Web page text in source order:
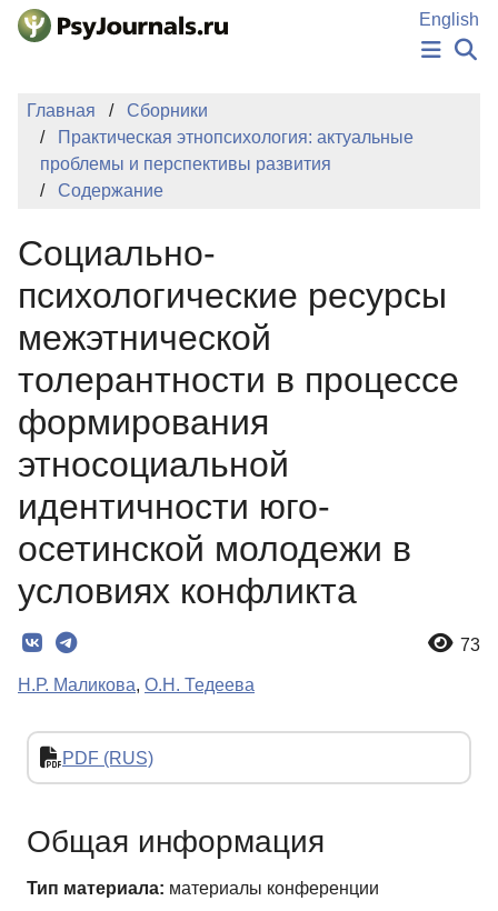
Перейти к основному содержанию
English
НОВОСТИ
ПОДАТЬ РУКОПИСЬ
Регистрация
Главная
Сборники
Практическая этнопсихология: актуальные
проблемы и перспективы развития
Содержание
Социально-
психологические ресурсы
межэтнической
толерантности в процессе
формирования
этносоциальной
идентичности юго-
осетинской молодежи в
условиях конфликта
73
Н.Р. Маликова, О.Н. Тедеева
PDF (RUS)
Общая информация
Тип материала: материалы конференции